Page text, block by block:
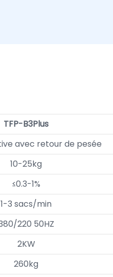
TFP-B3Plus
avec retour de pesée
10-25kg
≤0.3-1%
1-3 sacs/min
220 50HZ
2KW
260kg